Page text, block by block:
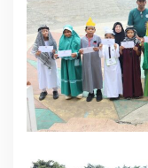
a
t
P
e
r
a
i
k